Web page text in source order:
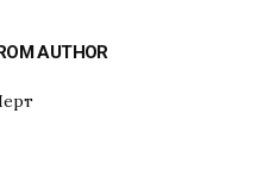
AUTHOR